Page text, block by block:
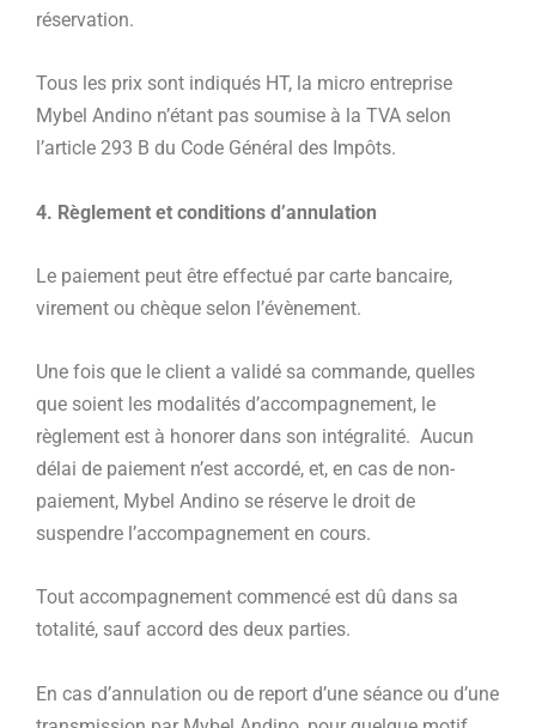
réservation.
Tous les prix sont indiqués HT, la micro entreprise
Mybel Andino n’étant pas soumise à la TVA selon
l’article 293 B du Code Général des Impôts.
4. Règlement et conditions d’annulation
Le paiement peut être effectué par carte bancaire,
virement ou chèque selon l’évènement.
Une fois que le client a validé sa commande, quelles
que soient les modalités d’accompagnement, le
règlement est à honorer dans son intégralité. Aucun
délai de paiement n’est accordé, et, en cas de non-
paiement, Mybel Andino se réserve le droit de
suspendre l’accompagnement en cours.
Tout accompagnement commencé est dû dans sa
totalité, sauf accord des deux parties.
En cas d’annulation ou de report d’une séance ou d’une